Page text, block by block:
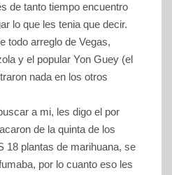
de tanto tiempo encuentro
lo que les tenia que decir.
todo arreglo de Vegas,
y el popular Yon Guey (el
nada en los otros
a mi, les digo el por
de la quinta de los
18 plantas de marihuana, se
por lo cuanto eso les